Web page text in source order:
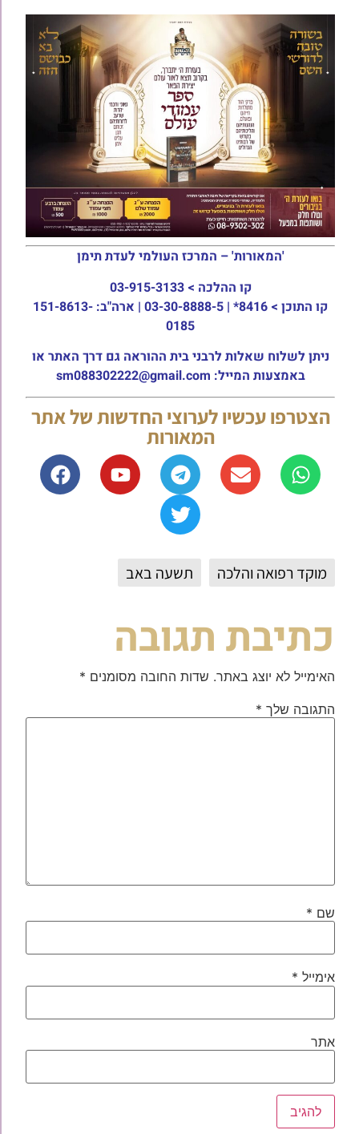
'המאורות' – המרכז העולמי לעדת תימן
קו ההלכה > 03-915-3133
קו התוכן >
8416* | 03-30-8888-5 | ארה"ב: 151-8613-
0185
ניתן לשלוח שאלות לרבני בית ההוראה גם דרך האתר או
באמצעות המייל: sm088302222@gmail.com
הצטרפו עכשיו לערוצי החדשות של אתר
המאורות
מוקד רפואה והלכה תשעה באב
כתיבת תגובה
האימייל לא יוצג באתר. שדות החובה מסומנים *
התגובה שלך *
שם *
אימייל *
אתר